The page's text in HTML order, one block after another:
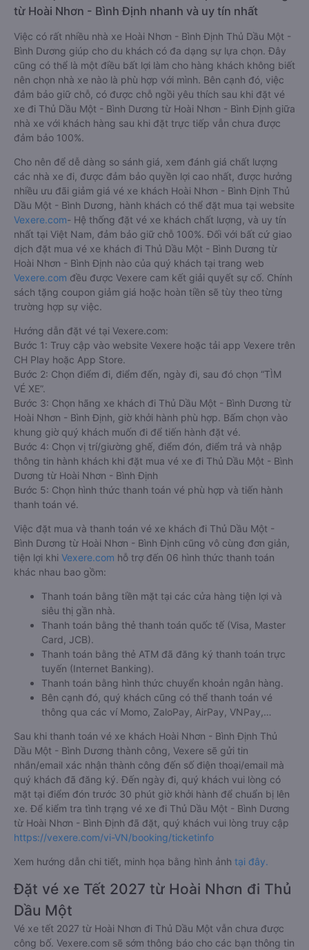
từ Hoài Nhơn - Bình Định nhanh và uy tín nhất
Việc có rất nhiều nhà xe Hoài Nhơn - Bình Định Thủ Dầu Một -
Bình Dương giúp cho du khách có đa dạng sự lựa chọn. Đây
cũng có thể là một điều bất lợi làm cho hàng khách không biết
nên chọn nhà xe nào là phù hợp với mình. Bên cạnh đó, việc
đảm bảo giữ chỗ, có được chỗ ngồi yêu thích sau khi đặt vé
xe đi Thủ Dầu Một - Bình Dương từ Hoài Nhơn - Bình Định giữa
nhà xe với khách hàng sau khi đặt trực tiếp vẫn chưa được
đảm bảo 100%.
Cho nên để dễ dàng so sánh giá, xem đánh giá chất lượng
các nhà xe đi, được đảm bảo quyền lợi cao nhất, được hưởng
nhiều ưu đãi giảm giá vé xe khách Hoài Nhơn - Bình Định Thủ
Dầu Một - Bình Dương, hành khách có thể đặt mua tại website
Vexere.com- Hệ thống đặt vé xe khách chất lượng, và uy tín
nhất tại Việt Nam, đảm bảo giữ chỗ 100%. Đối với bất cứ giao
dịch đặt mua vé xe khách đi Thủ Dầu Một - Bình Dương từ
Hoài Nhơn - Bình Định nào của quý khách tại trang web
Vexere.com đều được Vexere cam kết giải quyết sự cố. Chính
sách tặng coupon giảm giá hoặc hoàn tiền sẽ tùy theo từng
trường hợp sự việc.
Hướng dẫn đặt vé tại Vexere.com:
Bước 1: Truy cập vào website Vexere hoặc tải app Vexere trên
CH Play hoặc App Store.
Bước 2: Chọn điểm đi, điểm đến, ngày đi, sau đó chọn “TÌM
VÉ XE”.
Bước 3: Chọn hãng xe khách đi Thủ Dầu Một - Bình Dương từ
Hoài Nhơn - Bình Định, giờ khởi hành phù hợp. Bấm chọn vào
khung giờ quý khách muốn đi để tiến hành đặt vé.
Bước 4: Chọn vị trí/giường ghế, điểm đón, điểm trả và nhập
thông tin hành khách khi đặt mua vé xe đi Thủ Dầu Một - Bình
Dương từ Hoài Nhơn - Bình Định
Bước 5: Chọn hình thức thanh toán vé phù hợp và tiến hành
thanh toán vé.
Việc đặt mua và thanh toán vé xe khách đi Thủ Dầu Một -
Bình Dương từ Hoài Nhơn - Bình Định cũng vô cùng đơn giản,
tiện lợi khi Vexere.com hỗ trợ đến 06 hình thức thanh toán
khác nhau bao gồm:
Thanh toán bằng tiền mặt tại các cửa hàng tiện lợi và
siêu thị gần nhà.
Thanh toán bằng thẻ thanh toán quốc tế (Visa, Master
Card, JCB).
Thanh toán bằng thẻ ATM đã đăng ký thanh toán trực
tuyến (Internet Banking).
Thanh toán bằng hình thức chuyển khoản ngân hàng.
Bên cạnh đó, quý khách cũng có thể thanh toán vé
thông qua các ví Momo, ZaloPay, AirPay, VNPay,…
Sau khi thanh toán vé xe khách Hoài Nhơn - Bình Định Thủ
Dầu Một - Bình Dương thành công, Vexere sẽ gửi tin
nhắn/email xác nhận thành công đến số điện thoại/email mà
quý khách đã đăng ký. Đến ngày đi, quý khách vui lòng có
mặt tại điểm đón trước 30 phút giờ khởi hành để chuẩn bị lên
xe. Để kiểm tra tình trạng vé xe đi Thủ Dầu Một - Bình Dương
từ Hoài Nhơn - Bình Định đã đặt, quý khách vui lòng truy cập
https://vexere.com/vi-VN/booking/ticketinfo
Xem hướng dẫn chi tiết, minh họa bằng hình ảnh tại đây.
Đặt vé xe Tết 2027 từ Hoài Nhơn đi Thủ
Dầu Một
Vé xe tết 2027 từ Hoài Nhơn đi Thủ Dầu Một vẫn chưa được
công bố. Vexere.com sẽ sớm thông báo cho các bạn thông tin